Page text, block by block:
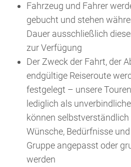
Fahrzeug und Fahrer
gebucht und stehen
Dauer ausschließlich
zur Verfügung
Der Zweck der Fahrt, der
endgültige Reiseroute
festgelegt – unsere
lediglich als
können
Wünsche, Bedürfnisse
Gruppe angepasst oder
werden